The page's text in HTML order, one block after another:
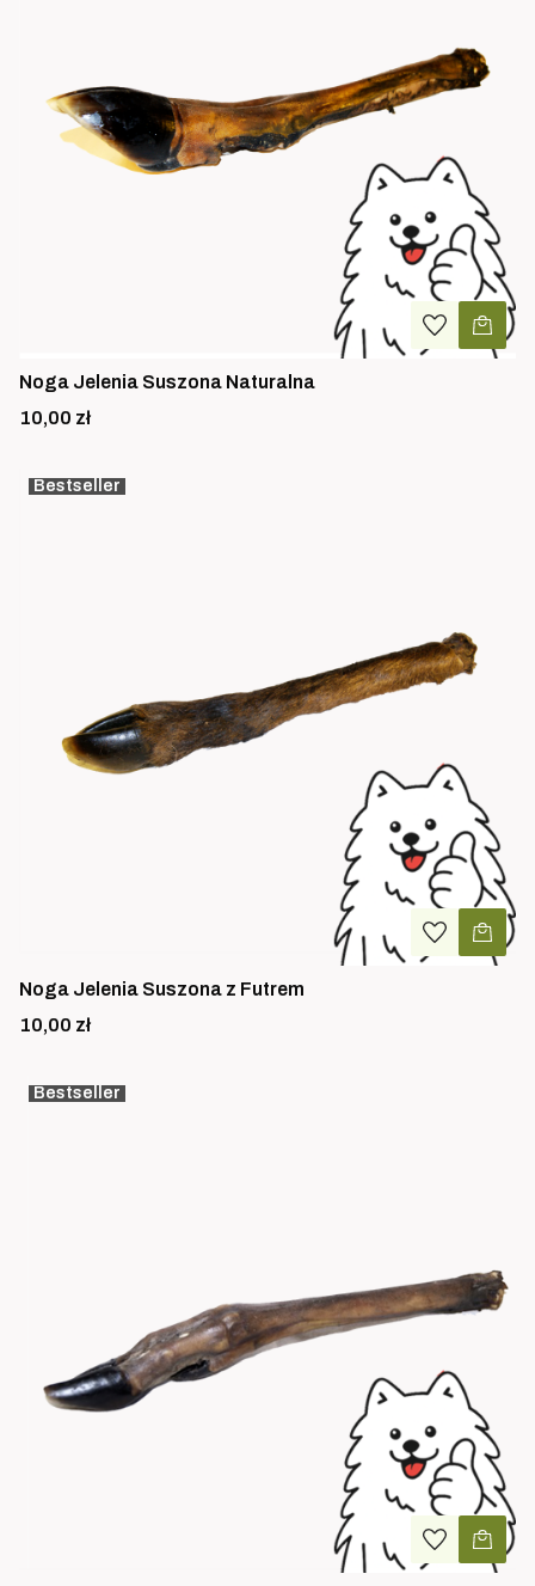
Noga Jelenia Suszona Naturalna
Cena
10,00 zł
Bestseller
Noga Jelenia Suszona z Futrem
Cena
10,00 zł
Bestseller